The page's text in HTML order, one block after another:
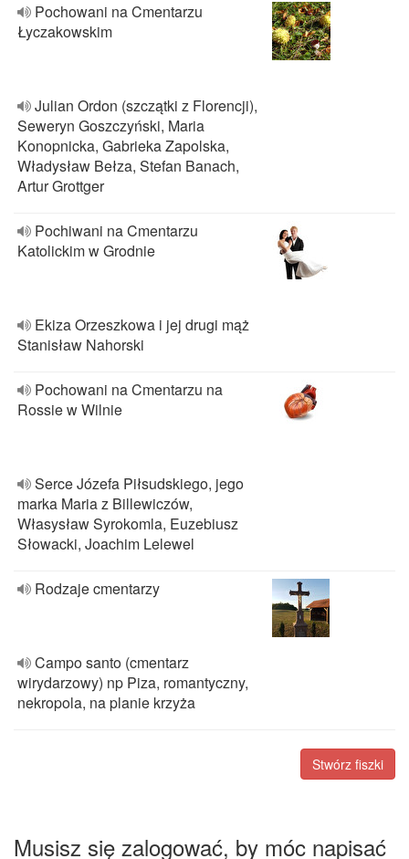
Pochowani na Cmentarzu
Łyczakowskim
Julian Ordon (szczątki z Florencji),
Seweryn Goszczyński, Maria
Konopnicka, Gabrieka Zapolska,
Władysław Bełza, Stefan Banach,
Artur Grottger
Pochiwani na Cmentarzu
Katolickim w Grodnie
Ekiza Orzeszkowa i jej drugi mąż
Stanisław Nahorski
Pochowani na Cmentarzu na
Rossie w Wilnie
Serce Józefa Piłsudskiego, jego
marka Maria z Billewiczów,
Własysław Syrokomla, Euzebiusz
Słowacki, Joachim Lelewel
Rodzaje cmentarzy
Campo santo (cmentarz
wirydarzowy) np Piza, romantyczny,
nekropola, na planie krzyża
Stwórz fiszki
Musisz się zalogować, by móc napisać